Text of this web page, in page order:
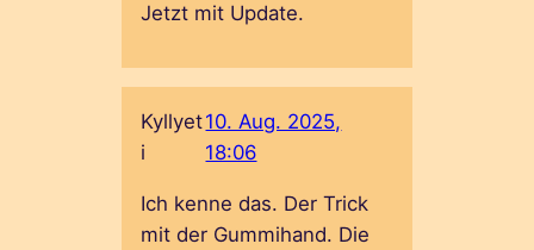
Jetzt mit Update.
Kyllyet
i
10. Aug. 2025,
18:06
Ich kenne das. Der Trick
mit der Gummihand. Die